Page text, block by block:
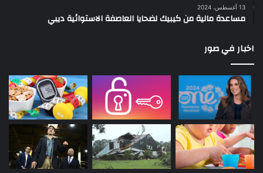
13 أغسطس، 2024
مساعدة مالية من كيبيك لضحايا العاصفة الاستوائية ديبي
اخبار في صور